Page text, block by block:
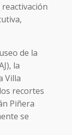
de la
la
Villa
recortes
Piñera
se